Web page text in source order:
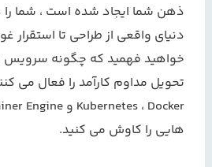
ذهن شما ایجاد شده است ، شما را
دنیای واقعی از طراحی تا استقرار
خواهید فهمید که چگونه
تحویل مداوم کارآمد را فعال می
هایی را کاوش می کنید.